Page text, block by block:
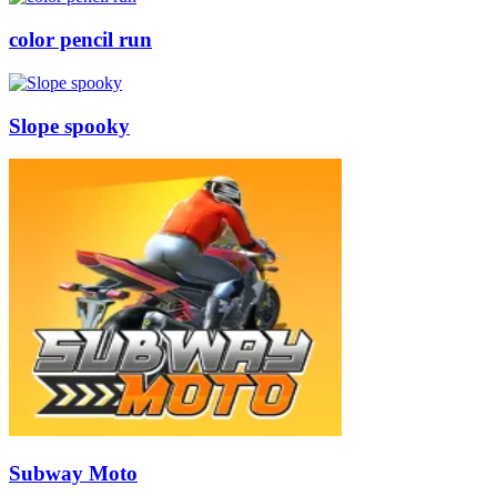
color pencil run
Slope spooky
Subway Moto